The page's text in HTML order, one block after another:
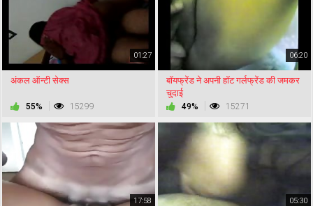
01:27
अंकल ऑन्टी सेक्स
55% 15299
06:20
बॉयफ्रेंड ने अपनी हॉट गर्लफ्रेंड की जमकर
चुदाई
49% 15271
17:58 05:30